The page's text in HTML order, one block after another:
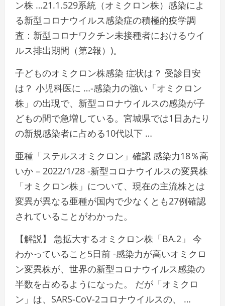
ン株 …21.1.529系統（オミクロン株）感染によ
る新型コロナウイルス感染症の積極的疫学調
査：新型コロナワクチン未接種者におけるウイ
ルス排出期間（第2報）)。
子どものオミクロン株感染 症状は？ 受診目安
は？ 小児科医に …-感染力の強い「オミクロン
株」の出現で、新型コロナウイルスの感染が子
どもの間で急増している。宮城県では1日あたり
の新規感染者に占める10代以下 …
亜種「ステルスオミクロン」確認 感染力18％高
いか – 2022/1/28 -新型コロナウイルスの変異株
「オミクロン株」について、現在の主流株とは
変異が異なる亜種が国内で少なくとも27例確認
されていることがわかった。
【解説】 急拡大するオミクロン株「BA.2」 今
わかっていること5日前 -感染力が高いオミクロ
ン変異株が、世界の新型コロナウイルス感染の
半数を占めるようになった。 だが「オミクロ
ン」は、SARS-CoV-2コロナウイルスの、 …